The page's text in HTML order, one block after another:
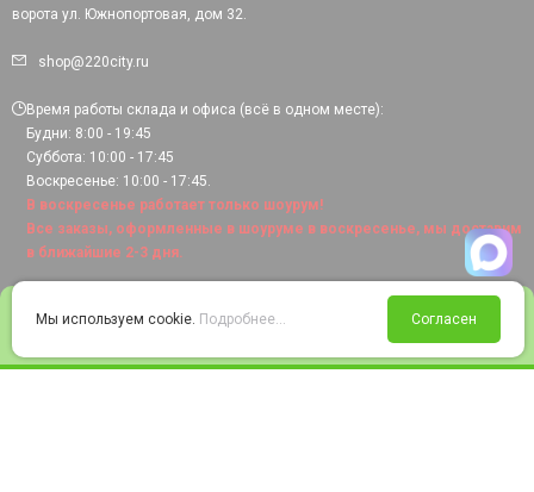
Войти Избранное Корзина
ворота ул. Южнопортовая, дом 32.
shop@220city.ru
Время работы склада и офиса (всё в одном месте):
Будни: 8:00 - 19:45
Суббота: 10:00 - 17:45
Воскресенье: 10:00 - 17:45.
В воскресенье работает только шоурум!
Все заказы, оформленные в шоуруме в воскресенье, мы доставим
в ближайшие 2-3 дня.
Мы используем cookie. Подробнее... Согласен